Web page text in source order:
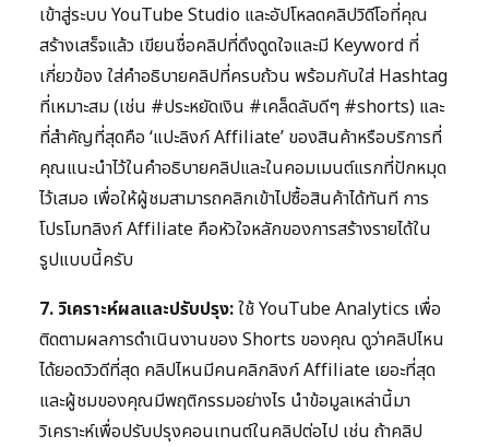
เข้าสู่ระบบ YouTube Studio และอัปโหลดคลิปวิดีโอที่คุณ
สร้างเสร็จแล้ว เขียนชื่อคลิปที่ดึงดูดใจและมี Keyword ที่
เกี่ยวข้อง ใส่คำอธิบายคลิปที่ครบถ้วน พร้อมกับใส่ Hashtag
ที่เหมาะสม (เช่น #ประหยัดเงิน #เคล็ดลับดีๆ #shorts) และ
ที่สำคัญที่สุดคือ ‘แปะลิงก์ Affiliate’ ของสินค้าหรือบริการที่
คุณแนะนำไว้ในคำอธิบายคลิปและในคอมเมนต์แรกที่ปักหมุด
ไว้เสมอ เพื่อให้ผู้ชมสามารถคลิกเข้าไปซื้อสินค้าได้ทันที การ
โปรโมทลิงก์ Affiliate คือหัวใจหลักของการสร้างรายได้ใน
รูปแบบนี้ครับ
7. วิเคราะห์ผลและปรับปรุง:ใช้ YouTube Analytics เพื่อ
ติดตามผลการดำเนินงานของ Shorts ของคุณ ดูว่าคลิปไหน
ได้ยอดวิวดีที่สุด คลิปไหนมีคนคลิกลิงก์ Affiliate เยอะที่สุด
และผู้ชมของคุณมีพฤติกรรมอย่างไร นำข้อมูลเหล่านี้มา
วิเคราะห์เพื่อปรับปรุงคอนเทนต์ในคลิปต่อไป เช่น ถ้าคลิป